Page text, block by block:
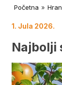
Početna »
1. Jula 2026.
Najbolji